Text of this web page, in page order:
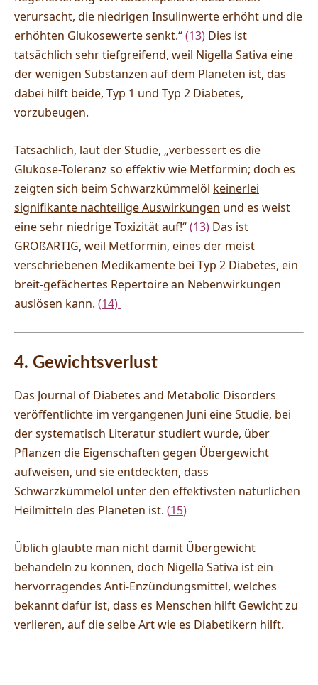
verursacht, die niedrigen Insulinwerte erhöht und die
erhöhten Glukosewerte senkt.“(13) Dies ist
tatsächlich sehr tiefgreifend, weil Nigella Sativa eine
der wenigen Substanzen auf dem Planeten ist, das
dabei hilft beide, Typ 1 und Typ 2 Diabetes,
vorzubeugen.
Tatsächlich, laut der Studie, „verbessert es die
Glukose-Toleranz so effektiv wie Metformin; doch es
zeigten sich beim Schwarzkümmelöl keinerlei
signifikante nachteilige Auswirkungen und es weist
eine sehr niedrige Toxizität auf!“(13) Das ist
GROßARTIG, weil Metformin, eines der meist
verschriebenen Medikamente bei Typ 2 Diabetes, ein
breit-gefächertes Repertoire an Nebenwirkungen
auslösen kann. (14)
4. Gewichtsverlust
Das Journal of Diabetes and Metabolic Disorders
veröffentlichte im vergangenen Juni eine Studie, bei
der systematisch Literatur studiert wurde, über
Pflanzen die Eigenschaften gegen Übergewicht
aufweisen, und sie entdeckten, dass
Schwarzkümmelöl unter den effektivsten natürlichen
Heilmitteln des Planeten ist. (15)
Üblich glaubte man nicht damit Übergewicht
behandeln zu können, doch Nigella Sativa ist ein
hervorragendes Anti-Enzündungsmittel, welches
bekannt dafür ist, dass es Menschen hilft Gewicht zu
verlieren, auf die selbe Art wie es Diabetikern hilft.